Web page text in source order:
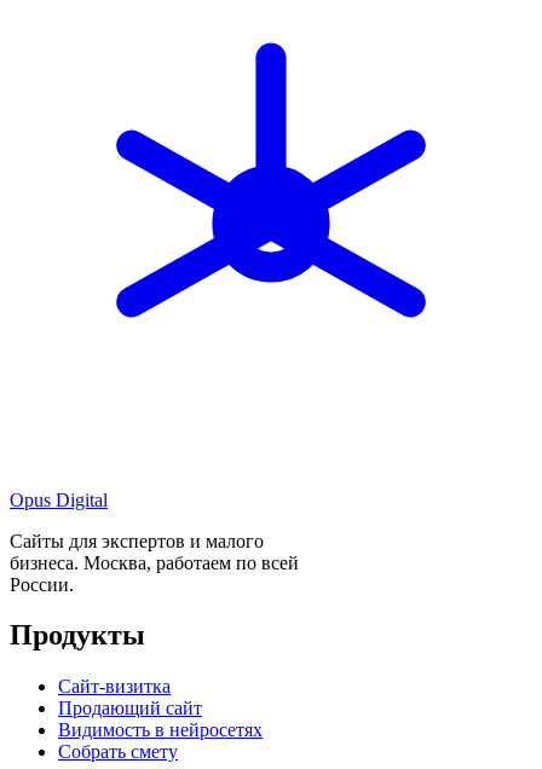
Opus Digital
Сайты для экспертов и малого
бизнеса. Москва, работаем по всей
России.
Продукты
Сайт-визитка
Продающий сайт
Видимость в нейросетях
Собрать смету